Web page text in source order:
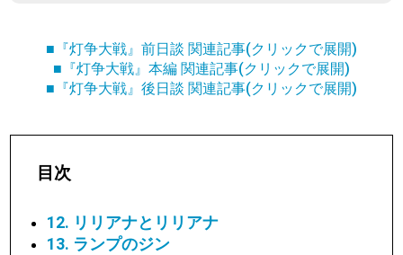
■『灯争大戦』前日談 関連記事(クリックで展開)
■『灯争大戦』本編 関連記事(クリックで展開)
■『灯争大戦』後日談 関連記事(クリックで展開)
目次
12. リリアナとリリアナ
13. ランプのジン